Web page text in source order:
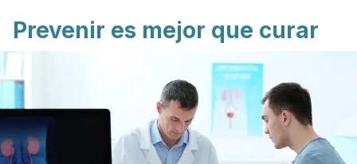
Prevenir es mejor que curar